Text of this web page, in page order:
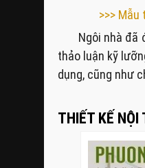
>>>
Ngôi nhà đã
thảo luận kỹ
dụng, cũng như
THIẾT KẾ NỘI